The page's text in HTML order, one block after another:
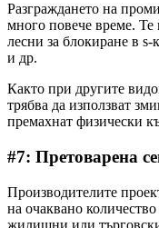
Разграждането на
много повече време. Те
лесни за блокиране в
и др.
Както при другите
трябва да използват
премахнат физически
#7: Претоварена
Производителите
на очаквано
жилищни или